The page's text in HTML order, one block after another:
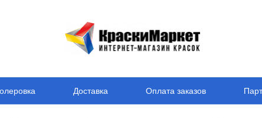
Доставка Оплата заказов